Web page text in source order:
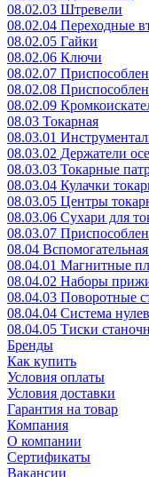
08.02.03 Штревели
08.02.04 Переходные
08.02.05 Гайки
08.02.06 Ключи
08.02.07
08.02.08
08.02.09
08.03 Токарная
08.03.01
08.03.02 Держатели
08.03.03 Токарные
08.03.04 Кулачки
08.03.05 Центры
08.03.06 Сухари для
08.03.07
08.04 Вспомогательная
08.04.01 Магнитные
08.04.02 Наборы
08.04.03 Поворотные
08.04.04 Система
08.04.05 Тиски
Бренды
Как купить
Условия оплаты
Условия доставки
Гарантия на товар
Компания
О компании
Сертификаты
Вакансии